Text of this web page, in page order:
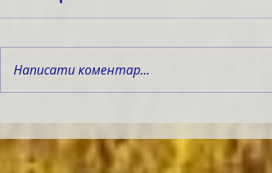
Написати коментар...